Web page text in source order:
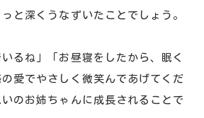
と深くうなずいたことでしょう。
いるね」「お昼寝をしたから、眠く
愛でやさしく微笑んであげてくだ
のお姉ちゃんに成長されることで